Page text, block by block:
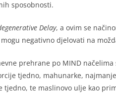
sposobnosti.
Delay, a ovim se
negativno djelovati na
prehrane po MIND
tjedno, mahunarke,
te maslinovo ulje kao